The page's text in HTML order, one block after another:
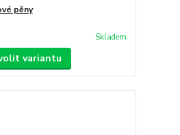
pěny
Skladem
variantu